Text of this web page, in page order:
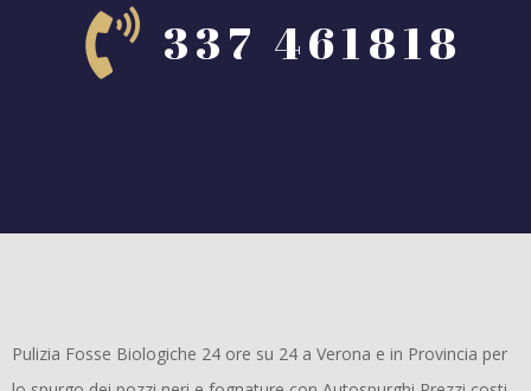
337 461818
Pulizia Fosse Biologiche 24 ore su 24 a Verona e in Provincia per